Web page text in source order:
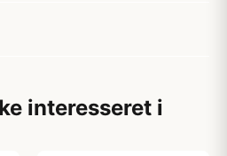
interesseret i